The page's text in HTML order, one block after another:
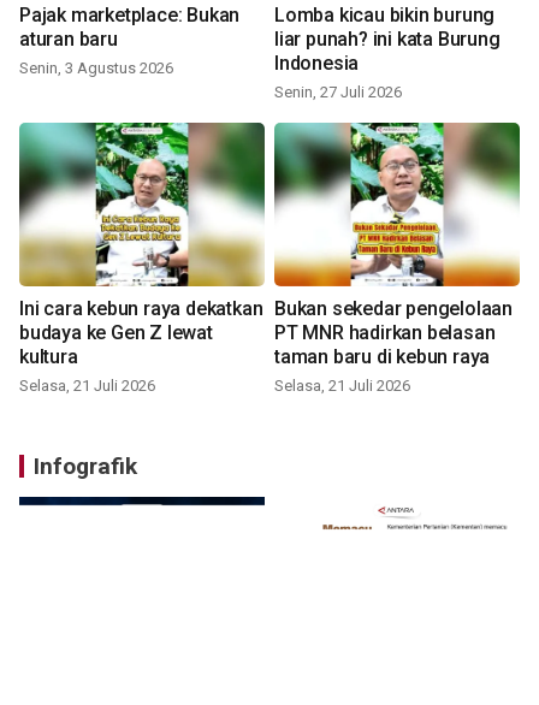
Pajak marketplace: Bukan
aturan baru
Senin, 3 Agustus 2026
Lomba kicau bikin burung
liar punah? ini kata Burung
Indonesia
Senin, 27 Juli 2026
Ini cara kebun raya dekatkan
budaya ke Gen Z lewat
kultura
Selasa, 21 Juli 2026
Bukan sekedar pengelolaan
PT MNR hadirkan belasan
taman baru di kebun raya
Selasa, 21 Juli 2026
Infografik